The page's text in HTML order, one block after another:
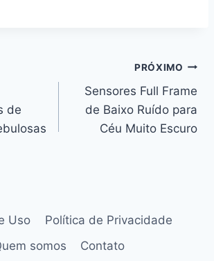
de
PRÓXIMO
Sensores Full Frame
de Baixo Ruído para
Céu Muito Escuro
Uso
Política de Privacidade
somos
Contato